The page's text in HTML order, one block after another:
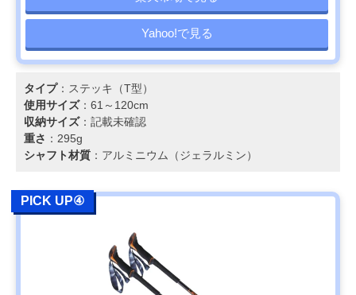
Yahoo!で見る
タイプ：ステッキ（T型）
使用サイズ：61～120cm
収納サイズ：記載未確認
重さ ：295g
シャフト材質 ：アルミニウム（ジェラルミン）
PICK UP④